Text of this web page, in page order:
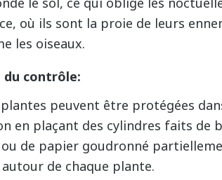
où ils sont la proie de leurs
les oiseaux.
du contrôle:
plantes peuvent être protégées
en plaçant des cylindres faits de
de papier goudronné
autour de chaque plante.